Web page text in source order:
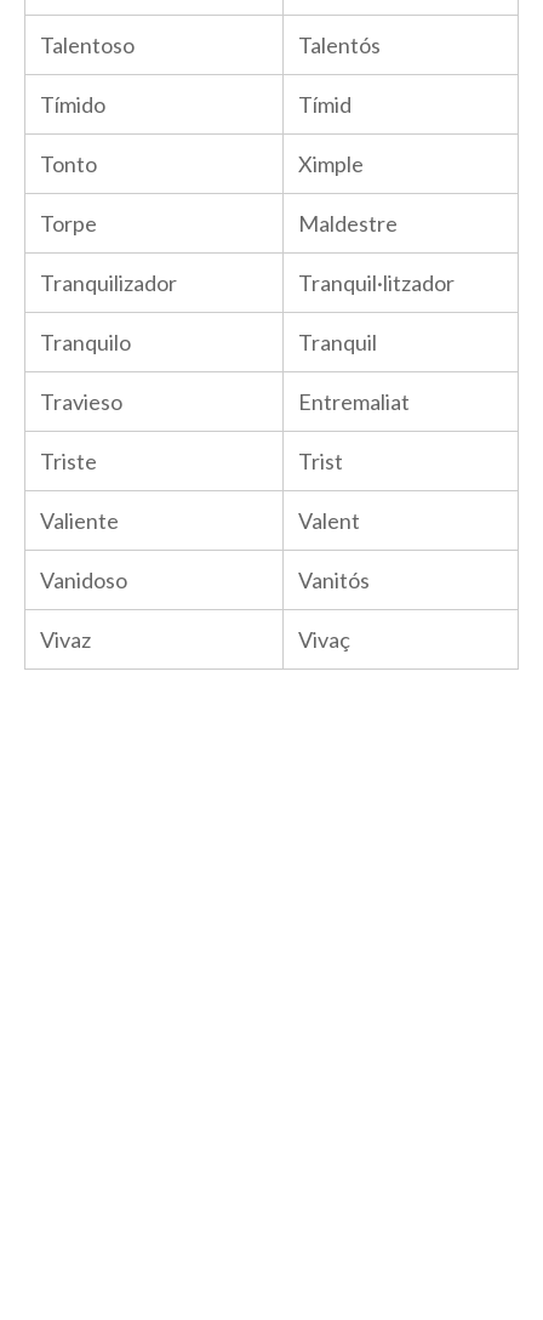
Talentoso Talentós
Tímido Tímid
Tonto Ximple
Torpe Maldestre
Tranquilizador Tranquil·litzador
Tranquilo Tranquil
Travieso Entremaliat
Triste Trist
Valiente Valent
Vanidoso Vanitós
Vivaz Vivaç